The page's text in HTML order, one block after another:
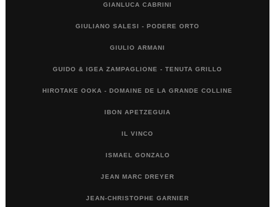
GIANLUCA CABRINI
GIULIANO SALESI - PODERE ORTO
GIULIO ARMANI
GUIDO & IGEA ZAMPAGLIONE - TENUTA GRILLO
HIROTAKE OOKA - DOMAINE DE LA GRANDE COLLINE
IBON APETZEGUIA
IL VINCO
ISMAEL GONZALO
JEAN MARC DREYER
JEAN-CHRISTOPHE GARNIER